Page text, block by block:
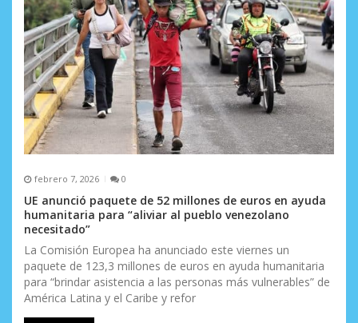
t
r
a
d
a
s
febrero 7, 2026 0
UE anunció paquete de 52 millones de euros en ayuda
humanitaria para “aliviar al pueblo venezolano
necesitado”
La Comisión Europea ha anunciado este viernes un
paquete de 123,3 millones de euros en ayuda humanitaria
para “brindar asistencia a las personas más vulnerables” de
América Latina y el Caribe y refor